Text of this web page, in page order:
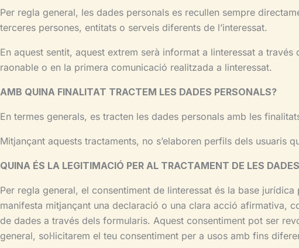
Per regla general, les dades personals es recullen sempre
terceres persones, entitats o serveis diferents de l’interessat.
En aquest sentit, aquest extrem serà informat a linteressat a
raonable o en la primera comunicació realitzada a linteressat.
AMB QUINA FINALITAT TRACTEM LES DADES PERSONALS?
En termes generals, es tracten les dades personals amb les
Mitjançant aquests tractaments, no s’elaboren perfils dels usuaris
QUINA ÉS LA LEGITIMACIÓ PER AL TRACTAMENT DE LES
Per regla general, el consentiment de linteressat és la base
manifesta mitjançant una declaració o una clara acció afirmativa,
de dades a través dels formularis. Aquest consentiment pot ser
general, sol·licitarem el teu consentiment per a usos amb fins